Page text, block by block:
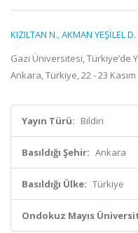
KIZILTAN N.,AKMAN YEŞİLEL D.
Gazi Üniversitesi, Türkiye’de
Ankara, Türkiye, 22 - 23 Kasım
Yayın Türü: Bildiri
Basıldığı Şehir: Ankara
Basıldığı Ülke: Türkiye
Ondokuz Mayıs